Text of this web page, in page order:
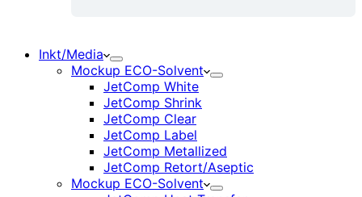
Inkt/Media
Mockup ECO-Solvent
JetComp White
JetComp Shrink
JetComp Clear
JetComp Label
JetComp Metallized
JetComp Retort/Aseptic
Mockup ECO-Solvent